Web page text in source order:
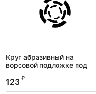
Круг абразивный на
ворсовой подложке под
шт.// Сибртех
Артикул: 738357
123 ₽